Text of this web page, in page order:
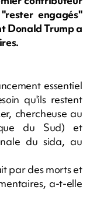
engagés"
Donald Trump a
essentiel
qu'ils restent
chercheuse au
du Sud) et
du sida, au
par des morts et
a-t-elle